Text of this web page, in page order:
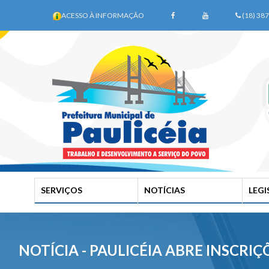
ACESSO À INFORMAÇÃO (18)
SERVIÇOS NOTÍCIAS
NOTÍCIA - PAULICÉIA ABRE